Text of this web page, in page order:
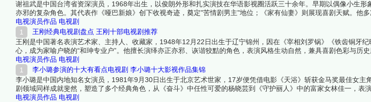
谢祖武是中国台湾省资深演员，1968年出生，以俊朗外形和扎实演技在华语影视圈活跃三十余年。早期以偶像小生形
亦邪的复杂角色。其代表作《哑巴新娘》创下收视奇迹，奠定"苦情剧男主"地位；《家有仙妻》则展现喜剧天赋。他
获中高龄观众热烈反响。下面跟着榜中榜编辑一起来看看详细名单吧！
电视演员作品 电视剧
王刚经典电视剧盘点 王刚十部电视剧推荐
王刚是中国著名表演艺术家、主持人、收藏家，1948年12月22日出生于辽宁锦州，因在《宰相刘罗锅》《铁齿铜牙纪
心，成为家喻户晓的“和珅专业户”。他擅长演绎亦正亦邪、诙谐狡黠的角色，表演风格生动自然，兼具喜剧色彩与历
佳男配角、全国德艺双馨电视艺术工作者等荣誉，并多次主持央视春晚。其主演的《铁齿铜牙纪晓岚》《梦断紫禁城
之作。下面跟着榜中榜编辑一起来看看详细名单吧！
电视演员作品 电视剧
李小璐参演的十大有看点电视剧 李小璐十大影视作品集锦
李小璐是中国内地知名女演员，1981年9月30日出生于北京艺术世家，17岁便凭借电影《天浴》斩获金马奖最佳女主
剧领域同样成就斐然，塑造了多个经典角色，从《奋斗》中任性可爱的杨晓芸到《守护丽人》中的富家女林佳一，表
材。尽管近年因个人生活引发争议，但其早期电视剧作品仍具有广泛影响力。下面跟着榜中榜编辑一起来看看详细名单
电视演员作品 电视剧